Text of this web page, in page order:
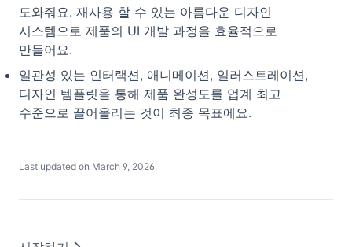
Text Field
Toast
Chart
Bar Chart
도와줘요. 재사용 할 수 있는 아름다운 디자인
시스템으로 제품의 UI 개발 과정을 효율적으로
만들어요.
일관성 있는 인터랙션, 애니메이션, 일러스트레이션,
디자인 템플릿을 통해 제품 완성도를 업계 최고
수준으로 끌어올리는 것이 최종 목표에요.
Last updated on March 9, 2026